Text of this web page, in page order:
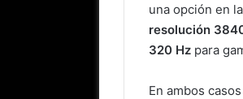
una opción en
resolución
320 Hz para
En ambos